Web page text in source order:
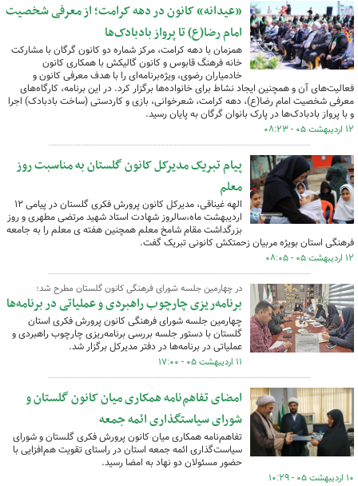
«عیدانه» کانون در دهه کرامت؛ از معرفی شخصیت
امام رضا(ع) تا پرواز بادبادک‌ها
همزمان با دهه کرامت، مرکز شماره دو کانون گرگان با مشارکت
خانه فرهنگ قابوس و کانون گالیکش با همکاری کانون
خادمیاران رضوی، ویژه‌برنامه‌ای را با هدف معرفی کانون و
فعالیت‌های آن و همچنین ایجاد نشاط برای خانواده‌ها برگزار کرد. در این برنامه، کارگاه‌های
معرفی شخصیت امام رضا(ع)، دهه کرامت، شعرخوانی، بازی و کاردستی (ساخت بادبادک) اجرا
و با پرواز بادبادک‌ها در پارک بانوان گرگان به پایان رسید.
۱۲ اردیبهشت ۰۵ - ۰۸:۲۳
پیام تبریک مدیرکل کانون گلستان به مناسبت روز
معلم
الهه غیناقی، مدیرکل کانون پرورش فکری گلستان در پیامی ۱۲
اردیبهشت ماه،سالروز شهادت استاد شهید مرتضی مطهری و روز
بزرگداشت مقام شامخ معلم همچنین هفته ی معلم را به جامعه
فرهنگی استان بویژه مربیان زحمتکش کانونی تبریک گفت.
۱۲ اردیبهشت ۰۵ - ۰۸:۰۵
در چهارمین جلسه شورای فرهنگی کانون گلستان مطرح شد؛
برنامه‌ریزی چارچوب راهبردی و عملیاتی در برنامه‌ها
چهارمین جلسه شورای فرهنگی کانون پرورش فکری استان
گلستان با دستور جلسه بررسی برنامه‌ریزی چارچوب راهبردی و
عملیاتی در برنامه‌ها در دفتر مدیرکل برگزار شد.
۱۱ اردیبهشت ۰۵ - ۱۷:۰۰
امضای تفاهم‌نامه همکاری میان کانون گلستان و
شورای سیاستگذاری ائمه جمعه
تفاهم‌نامه همکاری میان کانون پرورش فکری گلستان و شورای
سیاست‌گذاری ائمه جمعه استان در راستای تقویت هم‌افزایی با
حضور مسئولان دو نهاد به امضا رسید.
۱۰ اردیبهشت ۰۵ - ۱۰:۲۹